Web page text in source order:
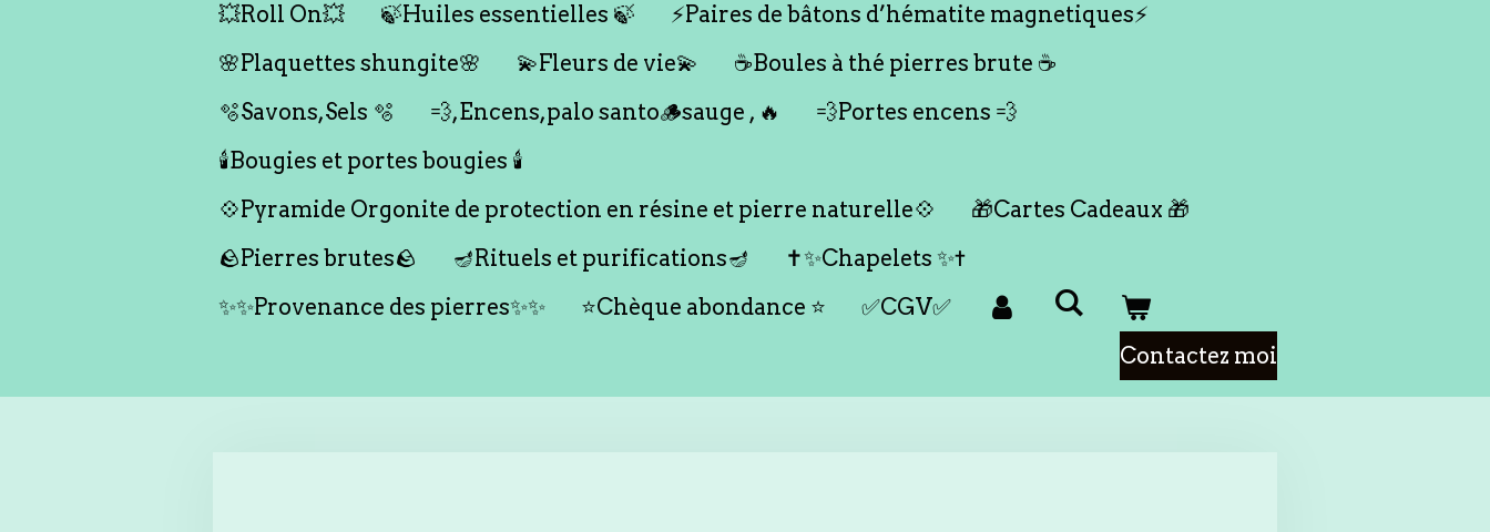
💥Roll On💥
🍃Huiles essentielles 🍃
⚡️Paires de bâtons d’hématite magnetiques⚡️
🌸Plaquettes shungite🌸
💫Fleurs de vie💫
☕️Boules à thé pierres brute ☕️
🫧Savons,Sels 🫧
💨,Encens,palo santo🪵sauge , 🔥
💨Portes encens 💨
🕯️Bougies et portes bougies 🕯️
💠Pyramide Orgonite de protection en résine et pierre naturelle💠
🎁Cartes Cadeaux 🎁
🪨Pierres brutes🪨
🪔Rituels et purifications🪔
✝️✨Chapelets ✨✝️
✨✨Provenance des pierres✨✨
⭐️Chèque abondance ⭐️
✅CGV✅
Contactez moi